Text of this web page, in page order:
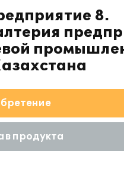
8.
продукта